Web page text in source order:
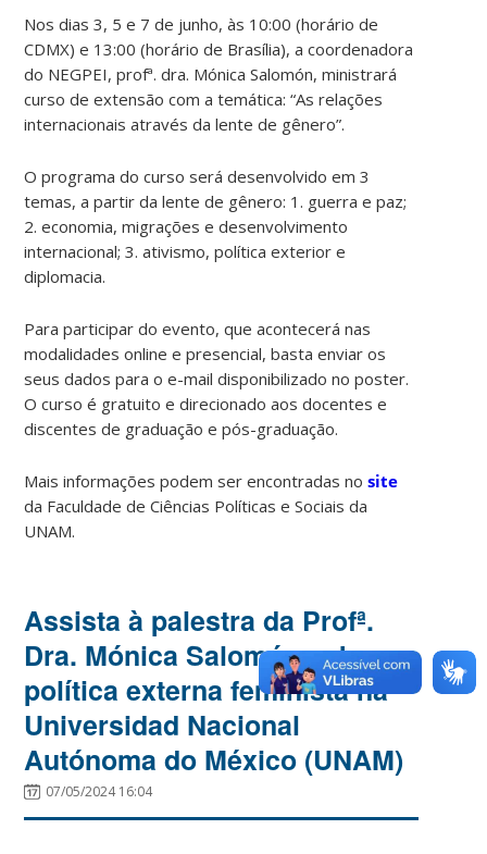
Nos dias 3, 5 e 7 de junho, às 10:00 (horário de
CDMX) e 13:00 (horário de Brasília), a coordenadora
do NEGPEI, profª. dra. Mónica Salomón, ministrará
curso de extensão com a temática: “As relações
internacionais através da lente de gênero”.
O programa do curso será desenvolvido em 3
temas, a partir da lente de gênero: 1. guerra e paz;
2. economia, migrações e desenvolvimento
internacional; 3. ativismo, política exterior e
diplomacia.
Para participar do evento, que acontecerá nas
modalidades online e presencial, basta enviar os
seus dados para o e-mail disponibilizado no poster.
O curso é gratuito e direcionado aos docentes e
discentes de graduação e pós-graduação.
Mais informações podem ser encontradas nosite
da Faculdade de Ciências Políticas e Sociais da
UNAM.
Assista à palestra da Profª.
Dra. Mónica Salomón sobre
política externa feminista na
Universidad Nacional
Autónoma do México (UNAM)
07/05/2024 16:04